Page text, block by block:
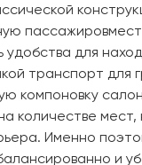
удобства для
транспорт для
компоновку
количестве
Именно
и